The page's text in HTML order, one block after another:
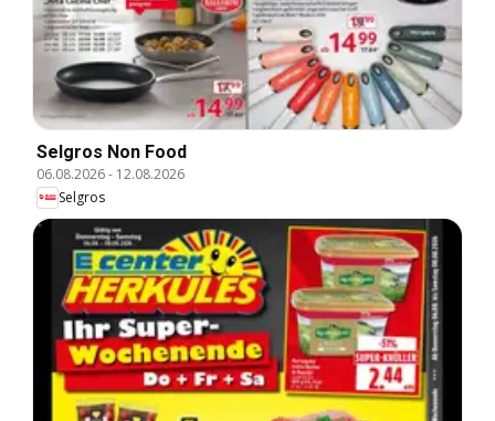
Selgros Non Food
06.08.2026- 12.08.2026
Selgros